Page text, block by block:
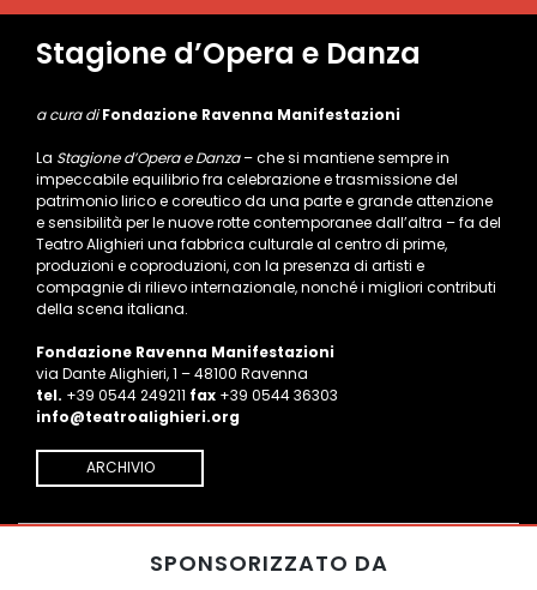
Stagione d’Opera e Danza
a cura di Fondazione Ravenna Manifestazioni
La Stagione d’Opera e Danza– che si mantiene sempre in
impeccabile equilibrio fra celebrazione e trasmissione del
patrimonio lirico e coreutico da una parte e grande attenzione
e sensibilità per le nuove rotte contemporanee dall’altra – fa del
Teatro Alighieri una fabbrica culturale al centro di prime,
produzioni e coproduzioni, con la presenza di artisti e
compagnie di rilievo internazionale, nonché i migliori contributi
della scena italiana.
Fondazione Ravenna Manifestazioni
via Dante Alighieri, 1 – 48100 Ravenna
tel. +39 0544 249211 fax +39 0544 36303
info@teatroalighieri.org
ARCHIVIO
SPONSORIZZATO DA